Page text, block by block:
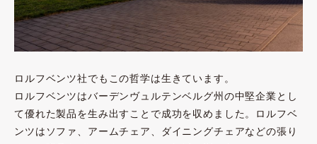
ロルフベンツ社でもこの哲学は生きています。
ロルフベンツはバーデンヴュルテンベルグ州の中堅企業とし
て優れた製品を生み出すことで成功を収めました。ロルフベ
ンツはソファ、アームチェア、ダイニングチェアなどの張り